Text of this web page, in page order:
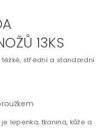
13KS
střední a standardní
lepenka, tkanina, kůže a